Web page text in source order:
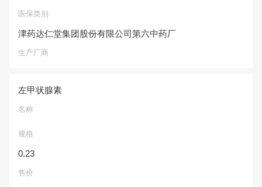
医保类别
津药达仁堂集团股份有限公司第六中药厂
生产厂商
左甲状腺素
名称
规格
0.23
售价